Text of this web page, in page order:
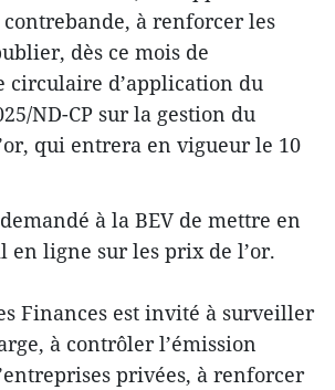
à renforcer les
dès ce mois de
circulaire d’application du
ND-CP sur la gestion du
qui entrera en vigueur le 10
à la BEV de mettre en
en ligne sur les prix de l’or.
Finances est invité à surveiller
à contrôler l’émission
privées, à renforcer